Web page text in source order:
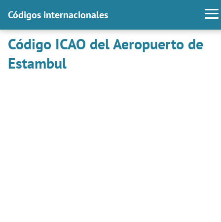
Códigos internacionales
Código ICAO del Aeropuerto de
Estambul